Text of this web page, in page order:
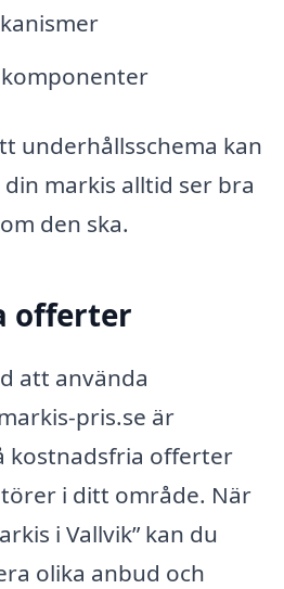
underhållsschema kan
markis alltid ser bra
den ska.
offerter
att använda
pris.se är
kostnadsfria offerter
i ditt område. När
i Vallvik” kan du
olika anbud och